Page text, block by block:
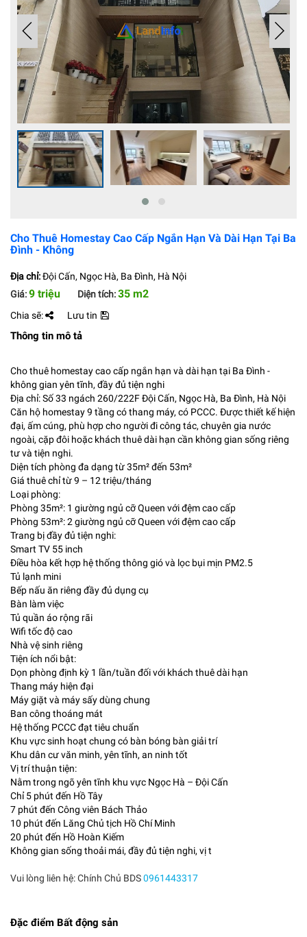
Cho Thuê Homestay Cao Cấp Ngắn Hạn Và Dài Hạn Tại Ba
Đình - Không
Địa chỉ:Đội Cấn, Ngọc Hà, Ba Đình, Hà Nội
Giá:9 triệu Diện tích:35 m2
Chia sẽ: Lưu tin
Thông tin mô tả
Cho thuê homestay cao cấp ngắn hạn và dài hạn tại Ba Đình -
không gian yên tĩnh, đầy đủ tiện nghi
Địa chỉ: Số 33 ngách 260/222F Đội Cấn, Ngọc Hà, Ba Đình, Hà Nội
Căn hộ homestay 9 tầng có thang máy, có PCCC. Được thiết kế hiện
đại, ấm cúng, phù hợp cho người đi công tác, chuyên gia nước
ngoài, cặp đôi hoặc khách thuê dài hạn cần không gian sống riêng
tư và tiện nghi.
Diện tích phòng đa dạng từ 35m² đến 53m²
Giá thuê chỉ từ 9 – 12 triệu/tháng
Loại phòng:
Phòng 35m²: 1 giường ngủ cỡ Queen với đệm cao cấp
Phòng 53m²: 2 giường ngủ cỡ Queen với đệm cao cấp
Trang bị đầy đủ tiện nghi:
Smart TV 55 inch
Điều hòa kết hợp hệ thống thông gió và lọc bụi mịn PM2.5
Tủ lạnh mini
Bếp nấu ăn riêng đầy đủ dụng cụ
Bàn làm việc
Tủ quần áo rộng rãi
Wifi tốc độ cao
Nhà vệ sinh riêng
Tiện ích nổi bật:
Dọn phòng định kỳ 1 lần/tuần đối với khách thuê dài hạn
Thang máy hiện đại
Máy giặt và máy sấy dùng chung
Ban công thoáng mát
Hệ thống PCCC đạt tiêu chuẩn
Khu vực sinh hoạt chung có bàn bóng bàn giải trí
Khu dân cư văn minh, yên tĩnh, an ninh tốt
Vị trí thuận tiện:
Nằm trong ngõ yên tĩnh khu vực Ngọc Hà – Đội Cấn
Chỉ 5 phút đến Hồ Tây
7 phút đến Công viên Bách Thảo
10 phút đến Lăng Chủ tịch Hồ Chí Minh
20 phút đến Hồ Hoàn Kiếm
Không gian sống thoải mái, đầy đủ tiện nghi, vị t
Vui lòng liên hệ: Chính Chủ BDS0961443317
Đặc điểm Bất động sản